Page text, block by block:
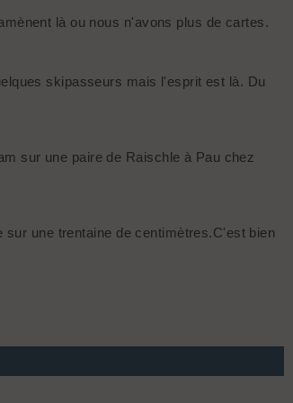
là ou nous n'avons plus de cartes.
skipasseurs mais l'esprit est là. Du
sur une paire de Raischle à Pau chez
une trentaine de centimètres.C'est bien